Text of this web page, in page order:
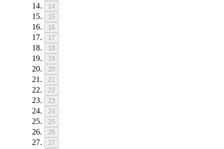
14
15
16
17
18
19
20
21
22
23
24
25
26
27